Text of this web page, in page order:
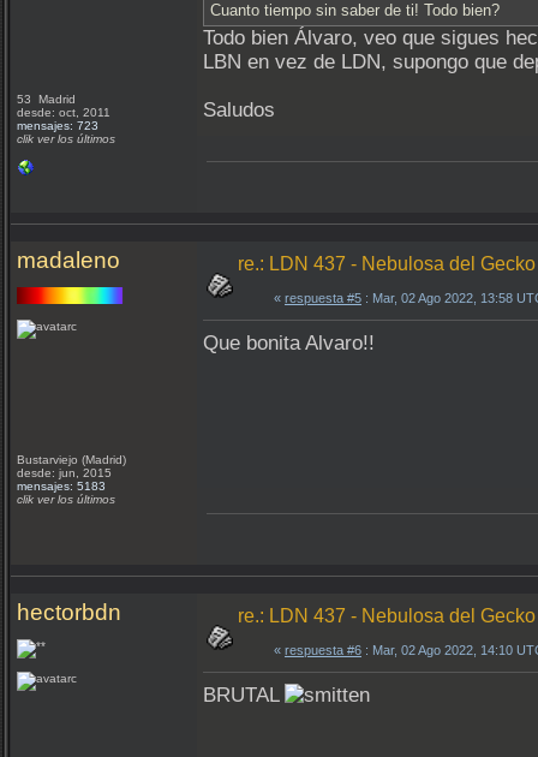
53 Madrid
desde: oct, 2011
mensajes: 723
clik ver los últimos
Cuanto tiempo sin saber de ti! Todo bien?
Todo bien Álvaro, veo que sigues
LBN en vez de LDN, supongo que
Saludos
madaleno
Bustarviejo (Madrid)
desde: jun, 2015
mensajes: 5183
clik ver los últimos
re.: LDN 437 - Nebulosa del Gecko
« respuesta #5 : Mar, 02 Ago 2022, 13:58
Que bonita Alvaro!!
hectorbdn re.: LDN 437 - Nebulosa del Gecko
« respuesta #6 : Mar, 02 Ago 2022, 14:10
BRUTAL